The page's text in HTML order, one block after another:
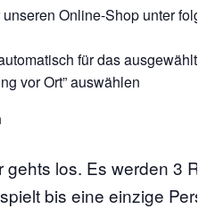
Online-Shop unter
für das ausgewählte
vor Ort” auswählen
gehts los. Es werden 3
bis eine einzige